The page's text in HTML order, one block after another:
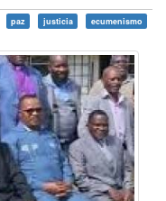
paz justicia ecumenismo